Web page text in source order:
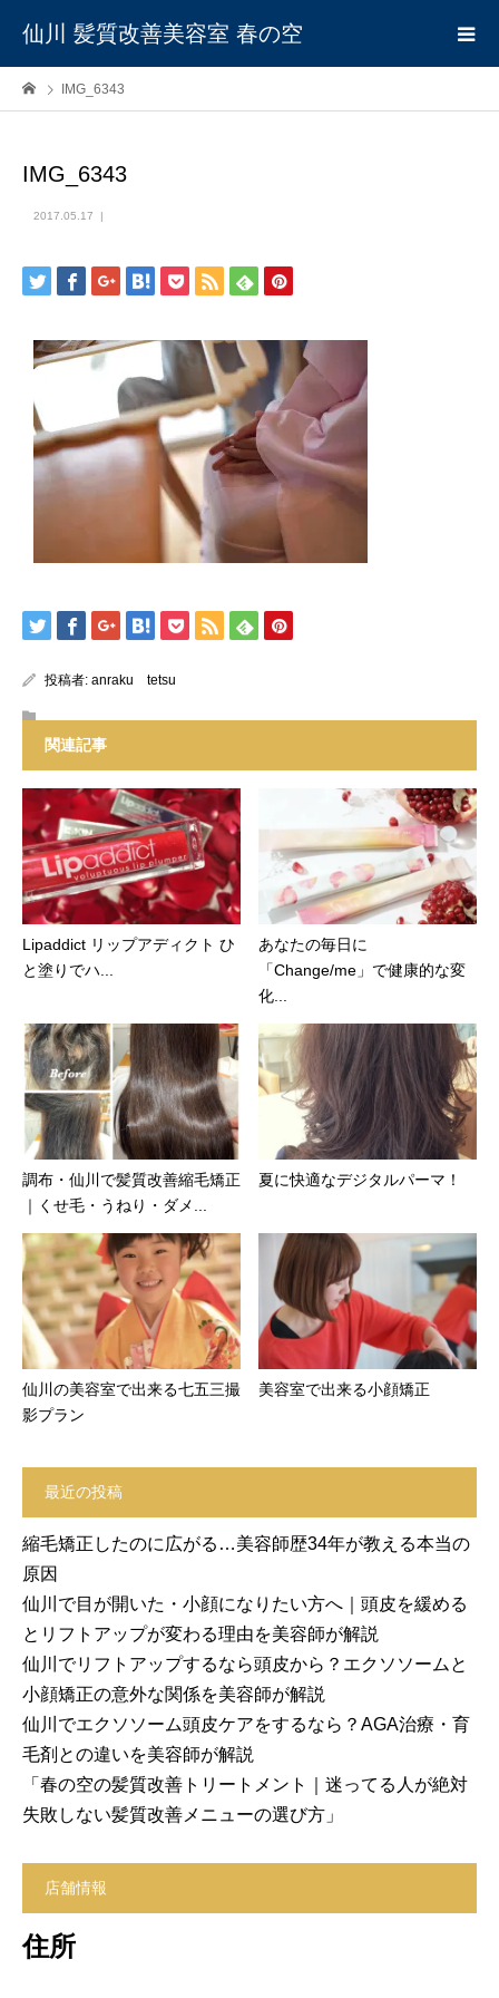
仙川 髪質改善美容室 春の空
IMG_6343
IMG_6343
2017.05.17
投稿者: anraku tetsu
関連記事
Lipaddict リップアディクト ひ
と塗りでハ...
あなたの毎日に
「Change/me」で健康的な変
化...
調布・仙川で髪質改善縮毛矯正
｜くせ毛・うねり・ダメ...
夏に快適なデジタルパーマ！
仙川の美容室で出来る七五三撮
影プラン
美容室で出来る小顔矯正
最近の投稿
縮毛矯正したのに広がる…美容師歴34年が教える本当の
原因
仙川で目が開いた・小顔になりたい方へ｜頭皮を緩める
とリフトアップが変わる理由を美容師が解説
仙川でリフトアップするなら頭皮から？エクソソームと
小顔矯正の意外な関係を美容師が解説
仙川でエクソソーム頭皮ケアをするなら？AGA治療・育
毛剤との違いを美容師が解説
「春の空の髪質改善トリートメント｜迷ってる人が絶対
失敗しない髪質改善メニューの選び方」
店舗情報
住所